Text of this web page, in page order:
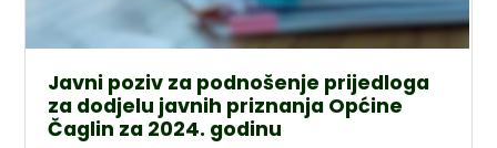
Javni poziv za podnošenje prijedloga
za dodjelu javnih priznanja Općine
Čaglin za 2024. godinu